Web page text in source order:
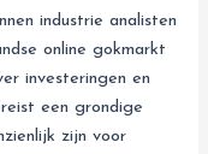
industrie analisten
online gokmarkt
investeringen en
een grondige
zijn voor